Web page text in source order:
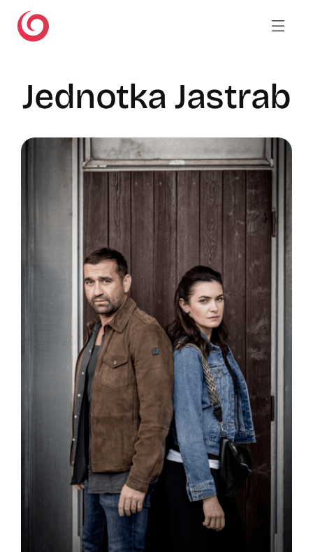
Jednotka Jastrab